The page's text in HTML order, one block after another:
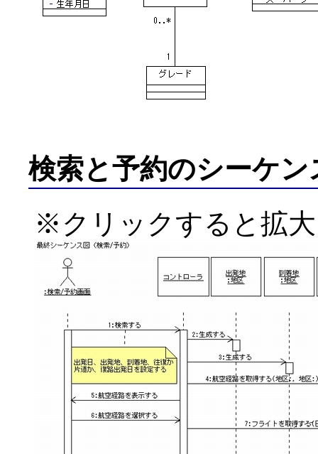
検索と予約のシーケン
※クリックすると拡